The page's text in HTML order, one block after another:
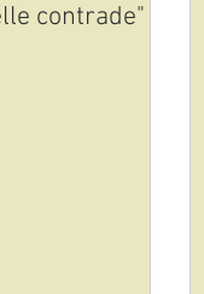
contrade"